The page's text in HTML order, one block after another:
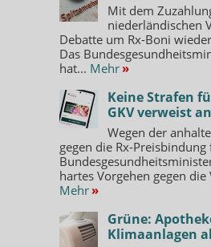
Mit dem
niederländischen
Debatte um Rx-Boni
Das
hat... Mehr »
Keine Strafen
GKV verweist
Wegen der
gegen die Rx-
hartes Vorgehen gegen die
Mehr »
Grüne:
Klimaanlagen